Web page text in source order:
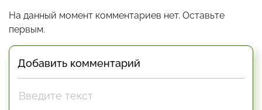
На данный момент комментариев нет. Оставьте
первым.
Добавить комментарий